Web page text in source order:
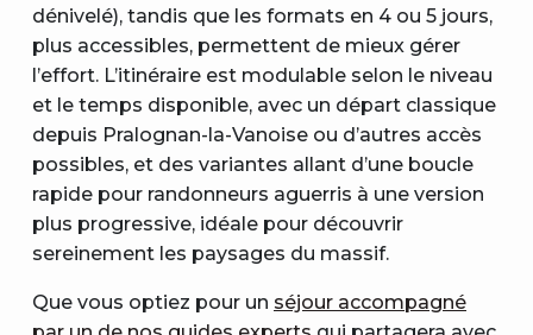
dénivelé), tandis que les formats en 4 ou 5 jours,
plus accessibles, permettent de mieux gérer
l’effort. L’itinéraire est modulable selon le niveau
et le temps disponible, avec un départ classique
depuis Pralognan-la-Vanoise ou d’autres accès
possibles, et des variantes allant d’une boucle
rapide pour randonneurs aguerris à une version
plus progressive, idéale pour découvrir
sereinement les paysages du massif.
Que vous optiez pour un séjour accompagné